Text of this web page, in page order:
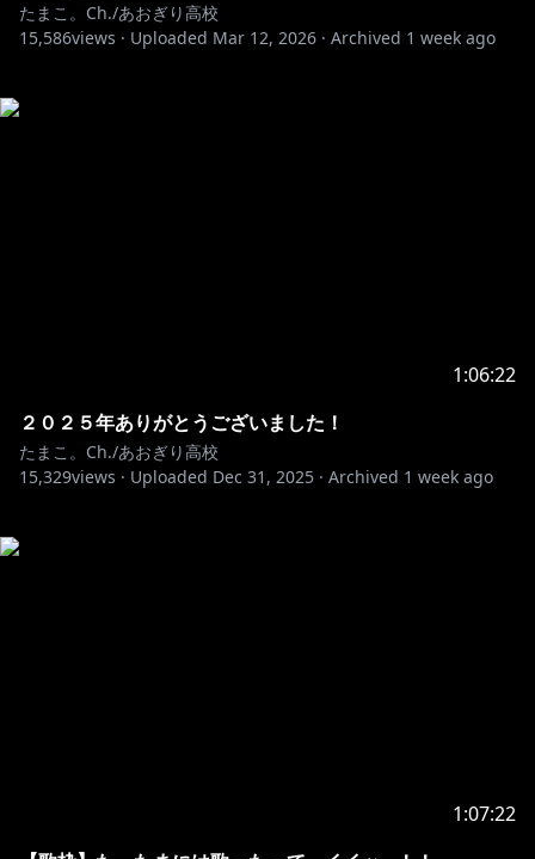
たまこ。Ch./あおぎり高校
15,586views · Uploaded Mar 12, 2026 · Archived 1 week ago
1:06:22
２０２５年ありがとうございました！
たまこ。Ch./あおぎり高校
15,329views · Uploaded Dec 31, 2025 · Archived 1 week ago
1:07:22